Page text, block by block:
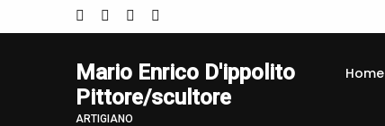
Mario Enrico D'ippolito
Pittore/scultore
ARTIGIANO
Home